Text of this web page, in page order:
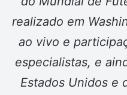
realizado em
ao vivo e
especialistas, e
Estados Unidos e